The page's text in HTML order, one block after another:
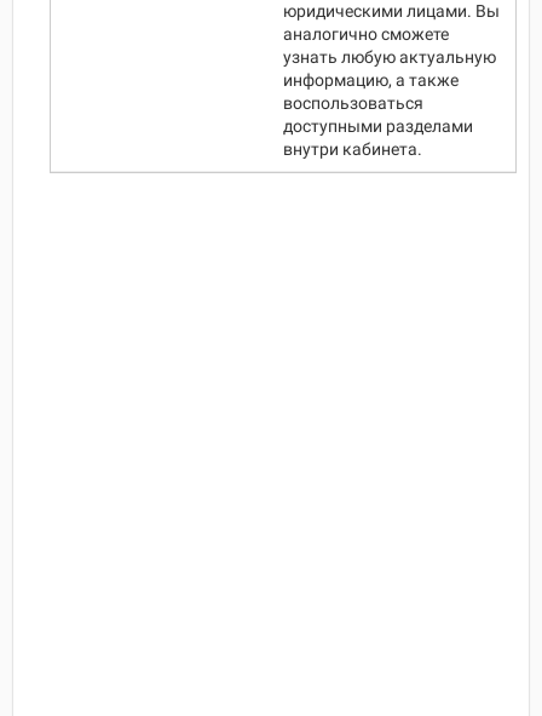
юридическими лицами. Вы
аналогично сможете
узнать любую актуальную
информацию, а также
воспользоваться
доступными разделами
внутри кабинета.